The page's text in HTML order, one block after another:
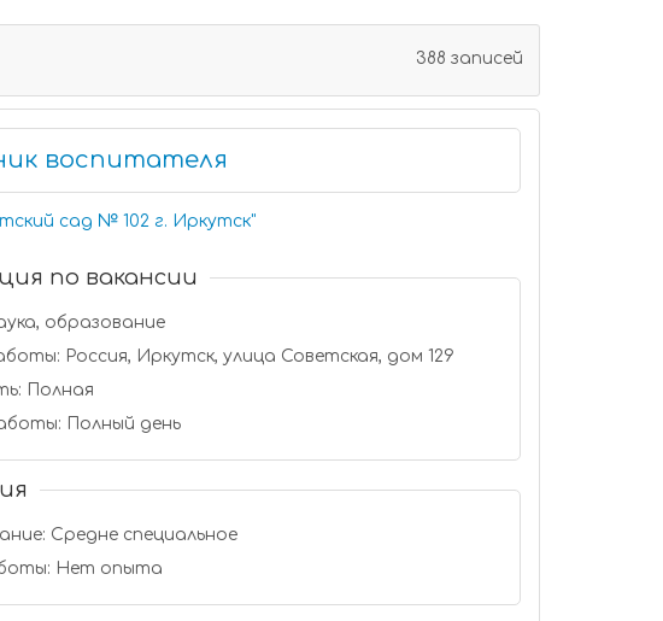
388 записей
воспитателя
сад № 102 г. Иркутск"
по вакансии
образование
Россия, Иркутск, улица Советская, дом 129
Полная
Полный день
Средне специальное
Нет опыта